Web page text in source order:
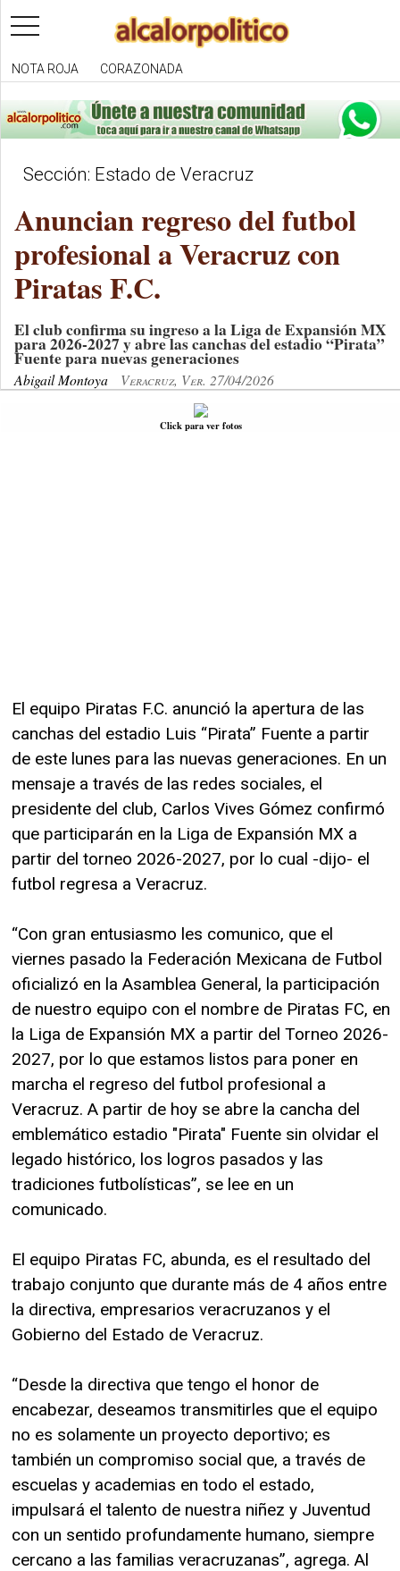
toggle
navigation
NOTA ROJA CORAZONADA
Sección: Estado de Veracruz
Anuncian regreso del futbol
profesional a Veracruz con
Piratas F.C.
El club confirma su ingreso a la Liga de Expansión MX
para 2026-2027 y abre las canchas del estadio “Pirata”
Fuente para nuevas generaciones
Abigail Montoya Veracruz, Ver. 27/04/2026
Click para ver fotos
El equipo Piratas F.C. anunció la apertura de las
canchas del estadio Luis “Pirata” Fuente a partir
de este lunes para las nuevas generaciones. En un
mensaje a través de las redes sociales, el
presidente del club, Carlos Vives Gómez confirmó
que participarán en la Liga de Expansión MX a
partir del torneo 2026-2027, por lo cual -dijo- el
futbol regresa a Veracruz.
“Con gran entusiasmo les comunico, que el
viernes pasado la Federación Mexicana de Futbol
oficializó en la Asamblea General, la participación
de nuestro equipo con el nombre de Piratas FC, en
la Liga de Expansión MX a partir del Torneo 2026-
2027, por lo que estamos listos para poner en
marcha el regreso del futbol profesional a
Veracruz. A partir de hoy se abre la cancha del
emblemático estadio "Pirata" Fuente sin olvidar el
legado histórico, los logros pasados y las
tradiciones futbolísticas”, se lee en un
comunicado.
El equipo Piratas FC, abunda, es el resultado del
trabajo conjunto que durante más de 4 años entre
la directiva, empresarios veracruzanos y el
Gobierno del Estado de Veracruz.
“Desde la directiva que tengo el honor de
encabezar, deseamos transmitirles que el equipo
no es solamente un proyecto deportivo; es
también un compromiso social que, a través de
escuelas y academias en todo el estado,
impulsará el talento de nuestra niñez y Juventud
con un sentido profundamente humano, siempre
cercano a las familias veracruzanas”, agrega. Al